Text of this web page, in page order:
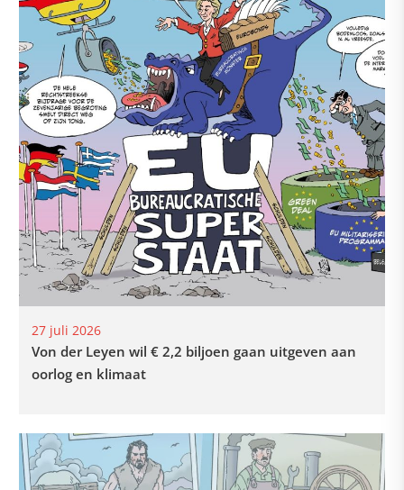
27 juli 2026
Von der Leyen wil € 2,2 biljoen gaan uitgeven aan
oorlog en klimaat